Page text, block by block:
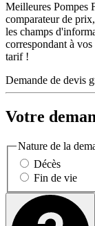
Meilleures Pompes
comparateur de
les champs
correspondant à
tarif !
Demande de devis
Votre
Nature de la
Décès
Fin de vie